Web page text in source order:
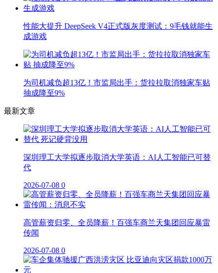
性能大提升 DeepSeek V4正式版灰度测试：9毛钱就能生
成游戏
为司机减负超13亿！市监局出手：货拉拉取消独家车贴
抽成降至9%
最新文章
深圳理工大学拟逐步取消大学英语：AI人工智能已可替
代
2026-07-08 0
高管薪资归零、全员降薪！百强车商兰天集团回应暴雷
传闻
2026-07-08 0